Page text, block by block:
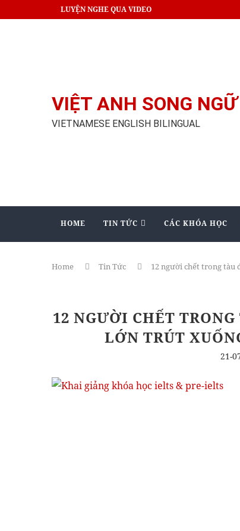
LUYỆN NGHE QUA VIDEO
VIỆT ANH SONG NGỮ
VIETNAMESE ENGLISH BILINGUAL
HOME TIN TỨC CÁC KHÓA HỌC
Home Tin Tức 12 người chết trong tàu
12 NGƯỜI CHẾT
LỚN TRÚT
21-